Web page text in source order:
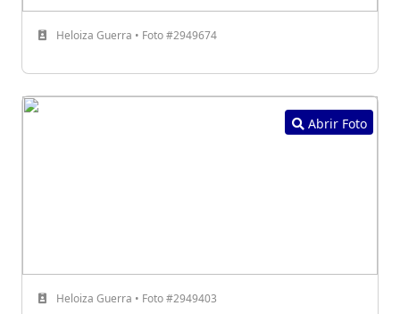
Heloiza Guerra • Foto #2949674
Abrir Foto
Heloiza Guerra • Foto #2949403